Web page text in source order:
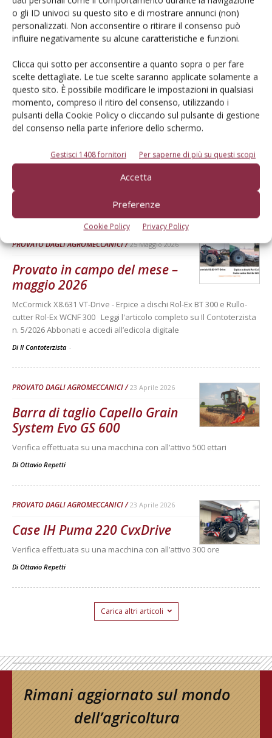
o gli ID univoci su questo sito e di mostrare annunci (non)
personalizzati. Non acconsentire o ritirare il consenso può
influire negativamente su alcune caratteristiche e funzioni.
Clicca qui sotto per acconsentire a quanto sopra o per fare
scelte dettagliate. Le tue scelte saranno applicate solamente a
questo sito. È possibile modificare le impostazioni in qualsiasi
momento, compreso il ritiro del consenso, utilizzando i
pulsanti della Cookie Policy o cliccando sul pulsante di gestione
del consenso nella parte inferiore dello schermo.
Gestisci 1408 fornitori Per saperne di più su questi scopi
Accetta
Preferenze
Cookie Policy Privacy Policy
PROVATO DAGLI AGROMECCANICI 25 Maggio 2026
McCormick X8.631 VT-Drive
Verifica effettuata su una macchina con all’attivo 300 ore
Di Ottavio Repetti -
PROVATO DAGLI AGROMECCANICI 25 Maggio 2026
Erpice a dischi Rol-Ex BT 300 e
rullo-cutter Rol-Ex WCNF 300
Verifica effettuata su una macchina con all’attivo una stagione
PROVATO DAGLI AGROMECCANICI 25 Maggio 2026
Provato in campo del mese –
maggio 2026
McCormick X8.631 VT-Drive - Erpice a dischi Rol-Ex BT 300 e Rullo-
cutter Rol-Ex WCNF 300 Leggi l'articolo completo su Il Contoterzista
n. 5/2026 Abbonati e accedi all’edicola digitale
Di Il Contoterzista -
PROVATO DAGLI AGROMECCANICI 23 Aprile 2026
Barra di taglio Capello Grain
System Evo GS 600
Verifica effettuata su una macchina con all’attivo 500 ettari
Di Ottavio Repetti
PROVATO DAGLI AGROMECCANICI 23 Aprile 2026
Case IH Puma 220 CvxDrive
Verifica effettuata su una macchina con all’attivo 300 ore
Di Ottavio Repetti
Carica altri articoli
Rimani aggiornato sul mondo
dell’agricoltura